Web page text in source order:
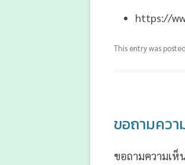
https://
This entry was
ขอถามควา
ขอถามความเห็